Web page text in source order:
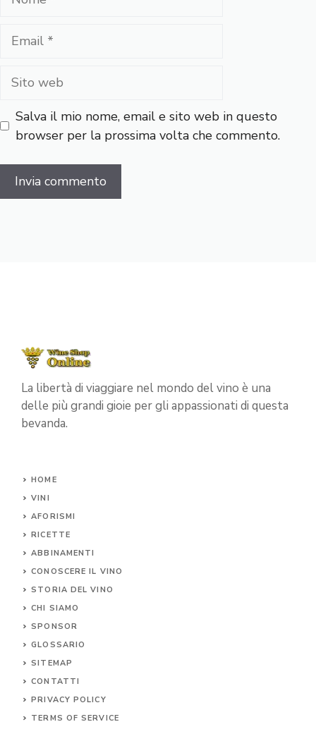
Email
Sito
Salva il mio nome, email e sito web in questo
browser per la prossima volta che commento.
La libertà di viaggiare nel mondo del vino è una
delle più grandi gioie per gli appassionati di questa
bevanda.
HOME
VINI
AFORISMI
RICETTE
ABBINAMENTI
CONOSCERE IL VINO
STORIA DEL VINO
CHI SIAMO
SPONSOR
GLOSSARIO
SITEMAP
CONTATTI
PRIVACY POLICY
TERMS OF SERVICE